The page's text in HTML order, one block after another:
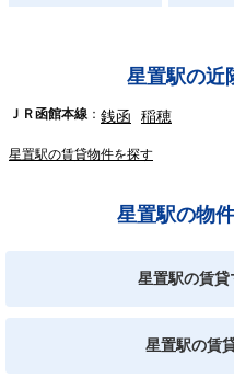
星置駅の近
ＪＲ函館本線 銭函 稲穂
星置駅の賃貸物件を探す
星置駅の物
星置駅の賃
星置駅の賃